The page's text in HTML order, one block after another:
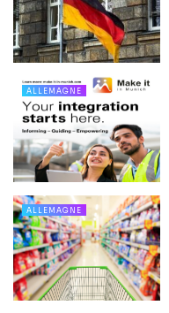
ALLEMAGNE
ALLEMAGNE